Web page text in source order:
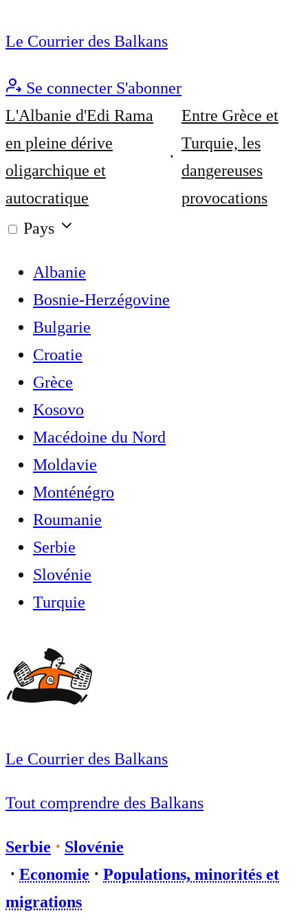
Le Courrier des Balkans
Se connecter S'abonner
L'Albanie d'Edi Rama
en pleine dérive
oligarchique et
autocratique
Entre Grèce et
Turquie, les
dangereuses
provocations
Pays
Albanie
Bosnie-Herzégovine
Bulgarie
Croatie
Grèce
Kosovo
Macédoine du Nord
Moldavie
Monténégro
Roumanie
Serbie
Slovénie
Turquie
Le Courrier des Balkans
Tout comprendre des Balkans
Serbie ⋅ Slovénie
⋅ Economie ⋅ Populations, minorités et
migrations